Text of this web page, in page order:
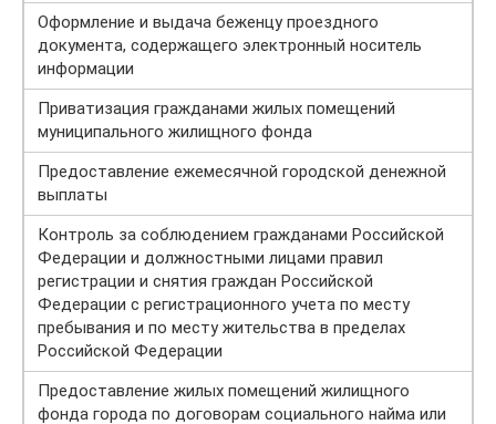
Оформление и выдача беженцу проездного
документа, содержащего электронный носитель
информации
Приватизация гражданами жилых помещений
муниципального жилищного фонда
Предоставление ежемесячной городской денежной
выплаты
Контроль за соблюдением гражданами Российской
Федерации и должностными лицами правил
регистрации и снятия граждан Российской
Федерации с регистрационного учета по месту
пребывания и по месту жительства в пределах
Российской Федерации
Предоставление жилых помещений жилищного
фонда города по договорам социального найма или